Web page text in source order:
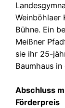
Weinböhlaer
Bühne. Ein
Meißner
sie ihr 25-
Baumhaus
Abschluss
Förderpreis